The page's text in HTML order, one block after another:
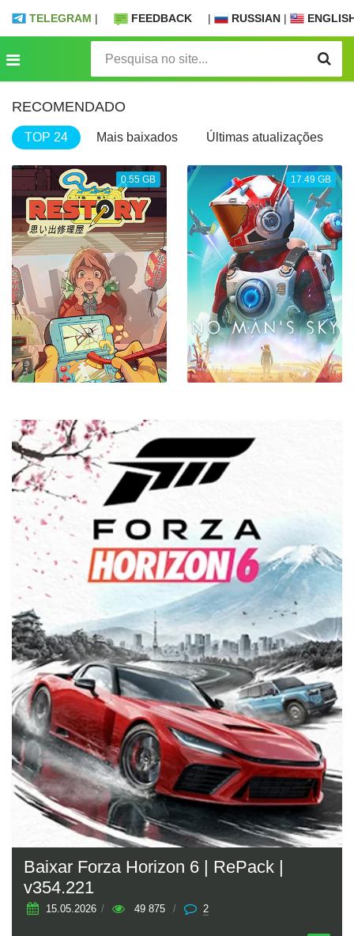
TELEGRAM | FEEDBACK | RUSSIAN |
RECOMENDADO
TOP 24 Mais baixados Últimas atualizações
0.55 GB 17.49 GB
Baixar Forza Horizon 6 | RePack |
v354.221
15.05.2026 / 49 875 / 2